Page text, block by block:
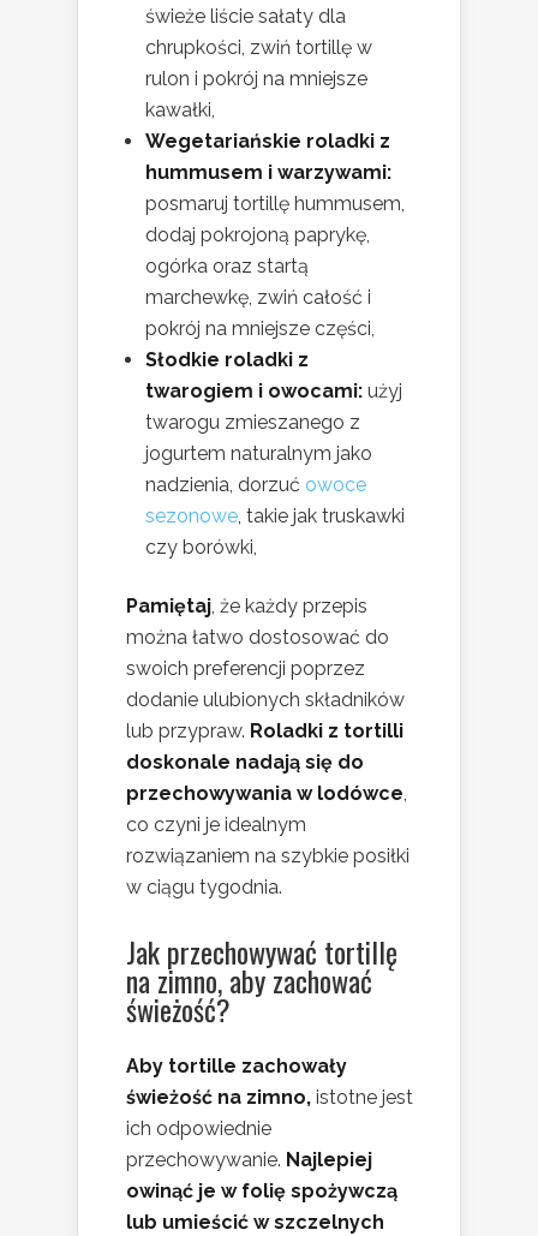
świeże liście sałaty dla
chrupkości, zwiń tortillę w
rulon i pokrój na mniejsze
kawałki,
Wegetariańskie roladki z
hummusem i warzywami:
posmaruj tortillę hummusem,
dodaj pokrojoną paprykę,
ogórka oraz startą
marchewkę, zwiń całość i
pokrój na mniejsze części,
Słodkie roladki z
twarogiem i owocami: użyj
twarogu zmieszanego z
jogurtem naturalnym jako
nadzienia, dorzuć owoce
sezonowe, takie jak truskawki
czy borówki,
Pamiętaj, że każdy przepis
można łatwo dostosować do
swoich preferencji poprzez
dodanie ulubionych składników
lub przypraw. Roladki z tortilli
doskonale nadają się do
przechowywania w lodówce,
co czyni je idealnym
rozwiązaniem na szybkie posiłki
w ciągu tygodnia.
Jak przechowywać tortillę
na zimno, aby zachować
świeżość?
Aby tortille zachowały
świeżość na zimno, istotne jest
ich odpowiednie
przechowywanie. Najlepiej
owinąć je w folię spożywczą
lub umieścić w szczelnych